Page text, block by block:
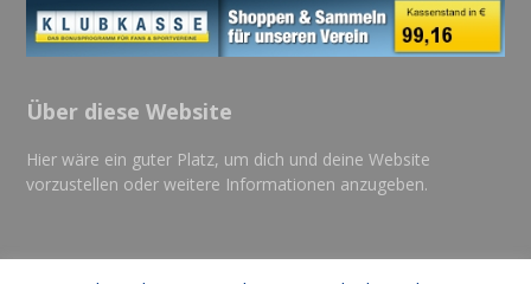
Über diese Website
Hier wäre ein guter Platz, um dich und deine Website
vorzustellen oder weitere Informationen anzugeben.